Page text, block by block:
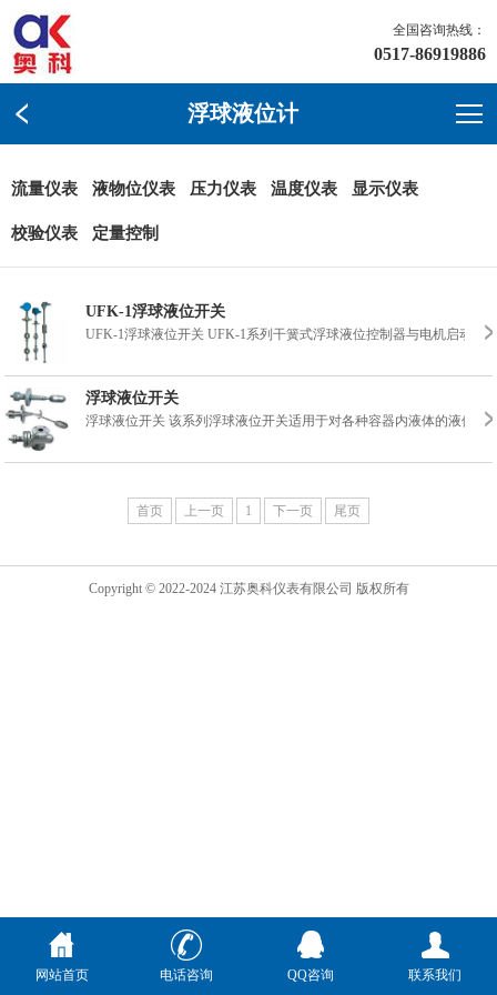
全国咨询热线：
0517-86919886
浮球液位计
流量仪表 液物位仪表 压力仪表 温度仪表 显示仪表
校验仪表 定量控制
UFK-1浮球液位开关
UFK-1浮球液位开关 UFK-1系列干簧式浮球液位控制器与电机启动控
浮球液位开关
浮球液位开关 该系列浮球液位开关适用于对各种容器内液体的液位
首页 上一页 1 下一页 尾页
Copyright © 2022-2024 江苏奥科仪表有限公司 版权所有
网站首页 电话咨询 QQ咨询 联系我们